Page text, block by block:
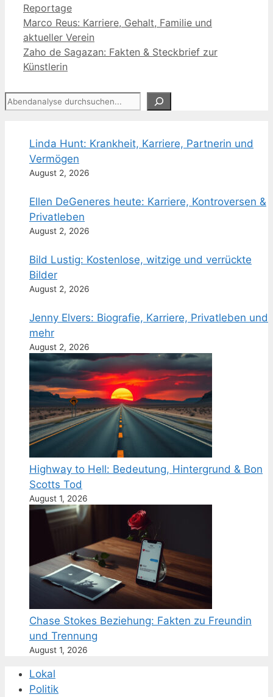
Kategorien
Reportage
Marco Reus: Karriere, Gehalt, Familie und
aktueller Verein
Zaho de Sagazan: Fakten & Steckbrief zur
Künstlerin
Suchen
Linda Hunt: Krankheit, Karriere, Partnerin und
Vermögen
August 2, 2026
Ellen DeGeneres heute: Karriere, Kontroversen &
Privatleben
August 2, 2026
Bild Lustig: Kostenlose, witzige und verrückte
Bilder
August 2, 2026
Jenny Elvers: Biografie, Karriere, Privatleben und
mehr
August 2, 2026
Highway to Hell: Bedeutung, Hintergrund & Bon
Scotts Tod
August 1, 2026
Chase Stokes Beziehung: Fakten zu Freundin
und Trennung
August 1, 2026
Lokal
Politik